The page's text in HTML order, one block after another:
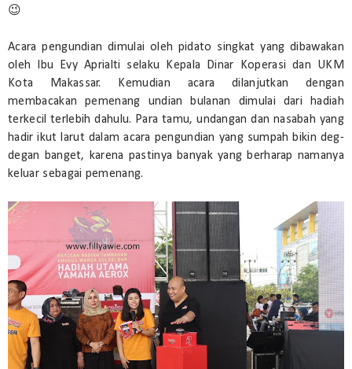
😉
Acara pengundian dimulai oleh pidato singkat yang dibawakan
oleh Ibu Evy Aprialti selaku Kepala Dinar Koperasi dan UKM
Kota Makassar. Kemudian acara dilanjutkan dengan
membacakan pemenang undian bulanan dimulai dari hadiah
terkecil terlebih dahulu. Para tamu, undangan dan nasabah yang
hadir ikut larut dalam acara pengundian yang sumpah bikin deg-
degan banget, karena pastinya banyak yang berharap namanya
keluar sebagai pemenang.